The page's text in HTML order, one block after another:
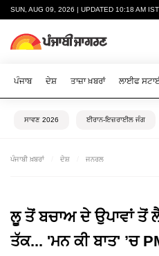
SUN, AUG 09, 2026 | UPDATED 10:18 AM IST
ਪੰਜਾਬ ਦੇਸ਼ ਤਾਜ਼ਾ ਖ਼ਬਰਾਂ ਲਾਈਫ
ਸਾਵਣ 2026 ਈਰਾਨ-ਇਜ਼ਰਾਈਲ ਜੰਗ
ਪੰਜਾਬੀ ਖ਼ਬਰਾਂ ਦੇਸ਼ ਜਨਰਲ
ਲੂ ਤੋਂ ਬਚਾਅ ਦੇ ਉਪਾਵਾਂ ਤੋਂ
ਤੱਕ... 'ਮਨ ਕੀ ਬਾਤ' ’ਚ